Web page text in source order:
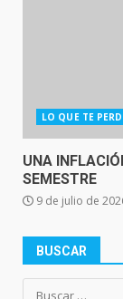
LO QUE TE
UNA
SEMESTRE
9 de julio de
BUSCAR
Buscar: